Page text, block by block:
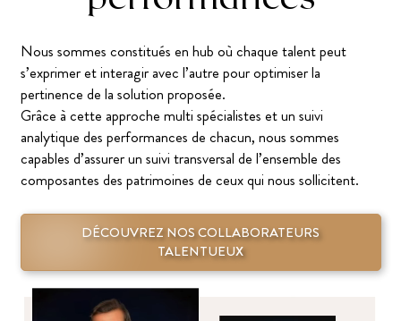
Nous sommes constitués en hub où chaque talent peut
s’exprimer et interagir avec l’autre pour optimiser la
pertinence de la solution proposée.
Grâce à cette approche multi spécialistes et un suivi
analytique des performances de chacun, nous sommes
capables d’assurer un suivi transversal de l’ensemble des
composantes des patrimoines de ceux qui nous sollicitent.
DÉCOUVREZ NOS COLLABORATEURS
TALENTUEUX